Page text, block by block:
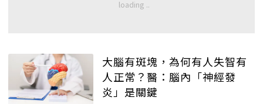
大腦有斑塊，為何有人失智有
人正常？醫：腦內「神經發
炎」是關鍵